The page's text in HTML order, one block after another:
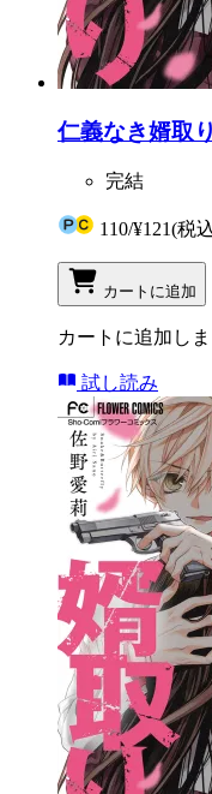
仁義なき婿取
完結
110/¥121(税
カートに追加
カートに追加し
試し読み